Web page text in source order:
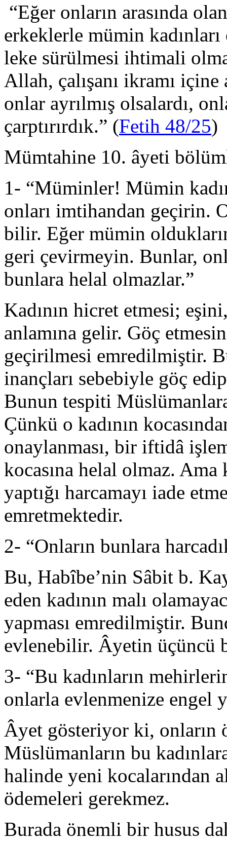
“Eğer onların arasında
erkeklerle mümin
leke sürülmesi ihtimali
Allah, çalışanı ikramı
onlar ayrılmış olsalardı,
çarptırırdık.” (Fetih 48/25)
Mümtahine 10. âyeti
1- “Müminler! Mümin
onları imtihandan geçirin.
bilir. Eğer mümin
geri çevirmeyin. Bunlar,
bunlara helal olmazlar.”
Kadının hicret etmesi;
anlamına gelir. Göç
geçirilmesi emredilmiştir.
inançları sebebiyle göç
Bunun tespiti
Çünkü o kadının
onaylanması, bir iftidâ
kocasına helal olmaz.
yaptığı harcamayı iade
emretmektedir.
2- “Onların bunlara
Bu, Habîbe’nin Sâbit b.
eden kadının malı
yapması emredilmiştir.
evlenebilir. Âyetin üçüncü
3- “Bu kadınların
onlarla evlenmenize engel
Âyet gösteriyor ki, onların
Müslümanların bu
halinde yeni kocalarından
ödemeleri gerekmez.
Burada önemli bir husus